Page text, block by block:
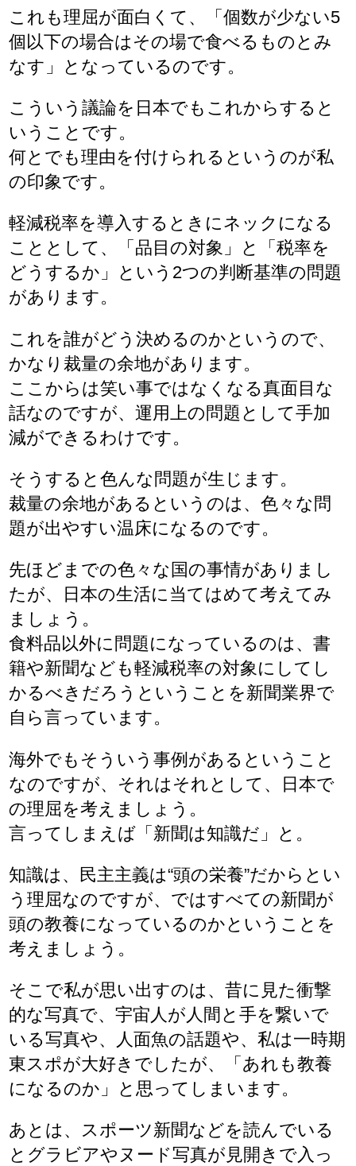
これも理屈が面白くて、「個数が少ない5
個以下の場合はその場で食べるものとみ
なす」となっているのです。
こういう議論を日本でもこれからすると
いうことです。
何とでも理由を付けられるというのが私
の印象です。
軽減税率を導入するときにネックになる
こととして、「品目の対象」と「税率を
どうするか」という2つの判断基準の問題
があります。
これを誰がどう決めるのかというので、
かなり裁量の余地があります。
ここからは笑い事ではなくなる真面目な
話なのですが、運用上の問題として手加
減ができるわけです。
そうすると色んな問題が生じます。
裁量の余地があるというのは、色々な問
題が出やすい温床になるのです。
先ほどまでの色々な国の事情がありまし
たが、日本の生活に当てはめて考えてみ
ましょう。
食料品以外に問題になっているのは、書
籍や新聞なども軽減税率の対象にしてし
かるべきだろうということを新聞業界で
自ら言っています。
海外でもそういう事例があるということ
なのですが、それはそれとして、日本で
の理屈を考えましょう。
言ってしまえば「新聞は知識だ」と。
知識は、民主主義は“頭の栄養”だからとい
う理屈なのですが、ではすべての新聞が
頭の教養になっているのかということを
考えましょう。
そこで私が思い出すのは、昔に見た衝撃
的な写真で、宇宙人が人間と手を繋いで
いる写真や、人面魚の話題や、私は一時期
東スポが大好きでしたが、「あれも教養
になるのか」と思ってしまいます。
あとは、スポーツ新聞などを読んでいる
とグラビアやヌード写真が見開きで入っ